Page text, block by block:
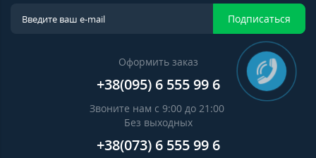
Подписаться
Оформить заказ
+38(095) 6 555 99 6
Звоните нам с 9:00 до 21:00
Без выходных
+38(073) 6 555 99 6